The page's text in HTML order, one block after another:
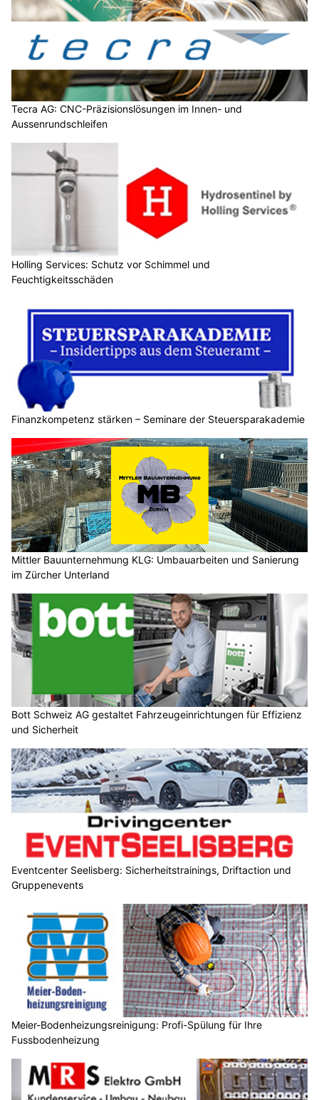
Tecra AG: CNC-Präzisionslösungen im Innen- und
Aussenrundschleifen
Holling Services: Schutz vor Schimmel und
Feuchtigkeitsschäden
Finanzkompetenz stärken – Seminare der Steuersparakademie
Mittler Bauunternehmung KLG: Umbauarbeiten und Sanierung
im Zürcher Unterland
Bott Schweiz AG gestaltet Fahrzeugeinrichtungen für Effizienz
und Sicherheit
Eventcenter Seelisberg: Sicherheitstrainings, Driftaction und
Gruppenevents
Meier-Bodenheizungsreinigung: Profi-Spülung für Ihre
Fussbodenheizung